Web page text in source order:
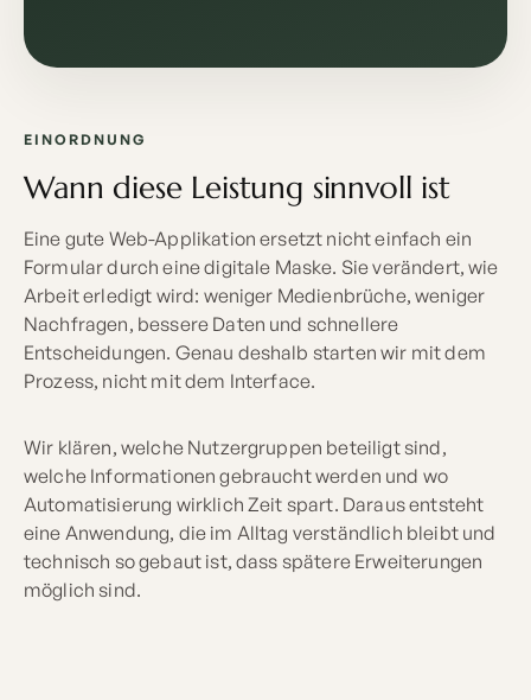
EINORDNUNG
Wann diese Leistung sinnvoll ist
Eine gute Web-Applikation ersetzt nicht einfach ein
Formular durch eine digitale Maske. Sie verändert, wie
Arbeit erledigt wird: weniger Medienbrüche, weniger
Nachfragen, bessere Daten und schnellere
Entscheidungen. Genau deshalb starten wir mit dem
Prozess, nicht mit dem Interface.
Wir klären, welche Nutzergruppen beteiligt sind,
welche Informationen gebraucht werden und wo
Automatisierung wirklich Zeit spart. Daraus entsteht
eine Anwendung, die im Alltag verständlich bleibt und
technisch so gebaut ist, dass spätere Erweiterungen
möglich sind.